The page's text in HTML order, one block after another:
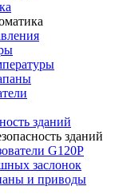
зданий
зданий
G120P
заслонок
и приводы